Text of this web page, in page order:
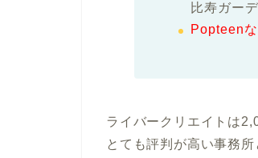
比寿ガー
Popteen
ライバークリエイトは
とても評判が高い事務所